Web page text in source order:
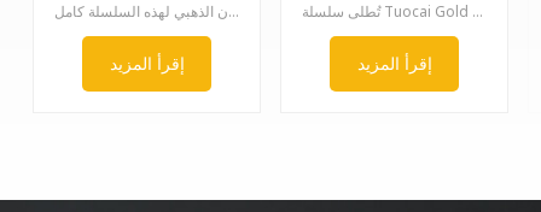
سلسلة توكاي الذهبية مطلية بثاني أكسيد التيتانيوم وأكسيد الحديديك على سطح الميكا. تُنتج لمعانًا ذهبيًا بألوان متنوعة من خلال التحكم الدقيق في نسبة طلاء ثاني أكسيد التيتانيوم وأكسيد الحديديك. تتميز هذه السلسلة بأنها غير سامة وعديمة الطعم، وتتميز بمقاومة ممتازة لدرجات الحرارة العالية، ومقاومة الأحماض والقلويات، ومقاومة للضوء، وعدم التوصيل الكهربائي. كما أنها تحل مشكلة تغير لون مسحوق النحاس التقليدي في الظروف القاسية. اللون الذهبي لهذه السلسلة كامل.
إقرأ المزيد
تُطلى سلسلة Tuocai Gold بطبقة من ثاني أكسيد التيتانيوم وأكسيد الحديديك على سطح الميكا. وتُنتج بريقًا ذهبيًا بألوان متنوعة من خلال التحكم الدقيق في نسبة طلاء ثاني أكسيد التيتانيوم وأكسيد الحديديك. وهي غير سامة وعديمة الرائحة، وتتميز بمقاومة ممتازة لدرجات الحرارة العالية، والأحماض والقلويات، والضوء، بالإضافة إلى كونها غير موصلة للكهرباء. كما أنها تحل مشكلة تغير لون مسحوق النحاس التقليدي في الظروف القاسية. يتميز لون الذهب في هذه السلسلة بشموله.
إقرأ المزيد